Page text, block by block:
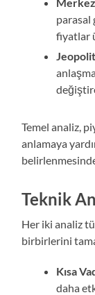
parasal
fiyatlar
Temel analiz,
anlamaya
Teknik
Her iki analiz
birbirlerini
Kısa
daha